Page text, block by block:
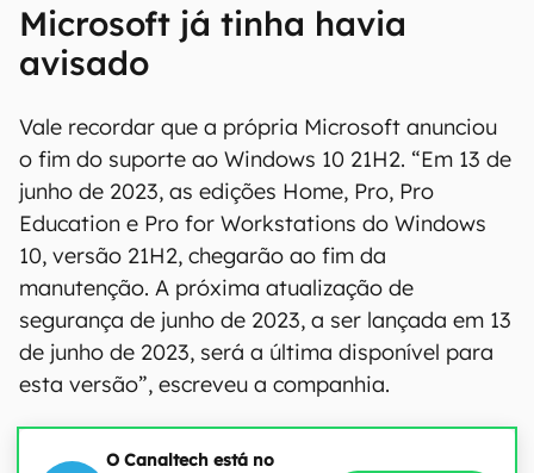
Microsoft já tinha havia
avisado
Vale recordar que a própria Microsoft anunciou
o fim do suporte ao Windows 10 21H2. “Em 13 de
junho de 2023, as edições Home, Pro, Pro
Education e Pro for Workstations do Windows
10, versão 21H2, chegarão ao fim da
manutenção. A próxima atualização de
segurança de junho de 2023, a ser lançada em 13
de junho de 2023, será a última disponível para
esta versão”, escreveu a companhia.
O Canaltech está no